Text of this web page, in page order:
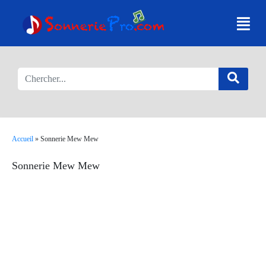
Accueil » Sonnerie Mew Mew
Sonnerie Mew Mew